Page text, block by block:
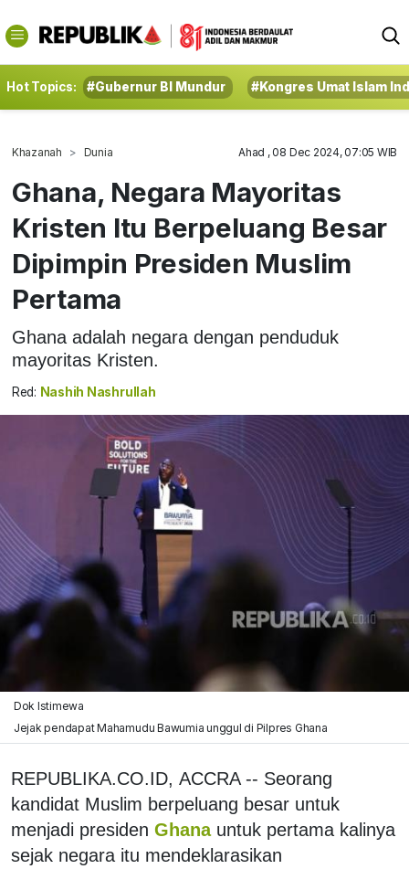
Hot Topics: #Gubernur BI Mundur #Kongres Umat Islam
Khazanah Dunia Ahad , 08 Dec 2024, 07:05 WIB
Ghana, Negara Mayoritas
Kristen Itu Berpeluang Besar
Dipimpin Presiden Muslim
Pertama
Ghana adalah negara dengan penduduk
mayoritas Kristen.
Red: Nashih Nashrullah
Dok Istimewa
Jejak pendapat Mahamudu Bawumia unggul di Pilpres Ghana
REPUBLIKA.CO.ID, ACCRA -- Seorang
kandidat Muslim berpeluang besar untuk
menjadi presiden Ghana untuk pertama kalinya
sejak negara itu mendeklarasikan